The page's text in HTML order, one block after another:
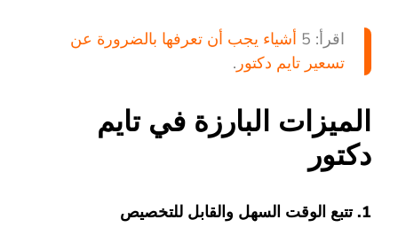
اقرأ: 5
أشياء يجب أن تعرفها بالضرورة عن
تسعير تايم دكتور .
الميزات البارزة في تايم
دكتور
1. تتبع الوقت السهل والقابل للتخصيص